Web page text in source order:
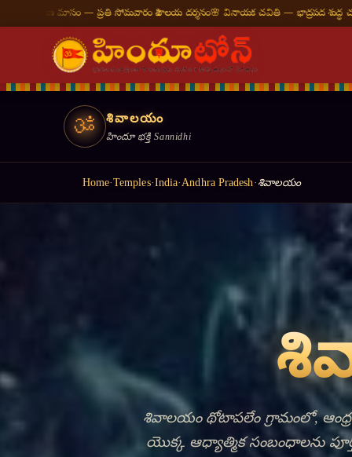
శివాలయ దర్శనం🌸 వినాయక చవితి — భాద్రపద శుద్ధ చవితి⛩ తిరుమల తిరుపతి —
ॐ శివాలయం
హిందూ భక్తి Sannidhi
Home·Temples·India·Andhra Pradesh· శివాలయం
॥ ॐ